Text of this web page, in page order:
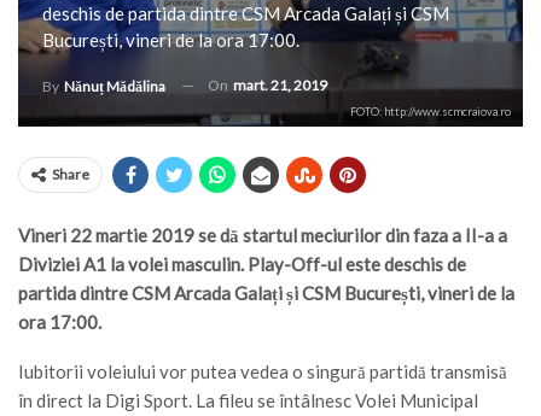
deschis de partida dintre CSM Arcada Galați și CSM
București, vineri de la ora 17:00.
By Nănuț Mădălina On mart. 21, 2019
FOTO: http://www.scmcraiova.ro
Share
Vineri 22 martie 2019 se dă startul meciurilor din faza a II-a a
Diviziei A1 la volei masculin. Play-Off-ul este deschis de
partida dintre CSM Arcada Galați și CSM București, vineri de la
ora 17:00.
Iubitorii voleiului vor putea vedea o singură partidă transmisă
în direct la Digi Sport. La fileu se întâlnesc Volei Municipal